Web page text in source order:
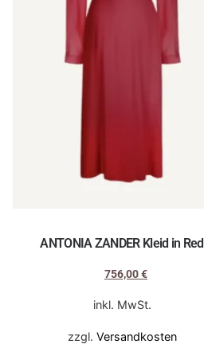
ANTONIA ZANDER Kleid in Red
756,00€
inkl. MwSt.
zzgl. Versandkosten